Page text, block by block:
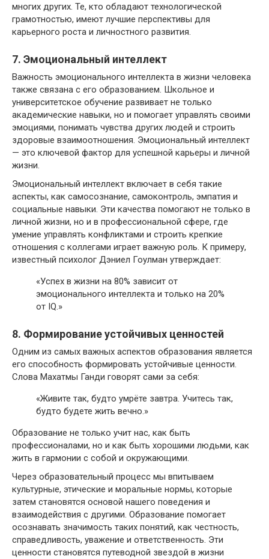
многих других. Те, кто обладают технологической
грамотностью, имеют лучшие перспективы для
карьерного роста и личностного развития.
7. Эмоциональный интеллект
Важность эмоционального интеллекта в жизни человека
также связана с его образованием. Школьное и
университетское обучение развивает не только
академические навыки, но и помогает управлять своими
эмоциями, понимать чувства других людей и строить
здоровые взаимоотношения. Эмоциональный интеллект
— это ключевой фактор для успешной карьеры и личной
жизни.
Эмоциональный интеллект включает в себя такие
аспекты, как самосознание, самоконтроль, эмпатия и
социальные навыки. Эти качества помогают не только в
личной жизни, но и в профессиональной сфере, где
умение управлять конфликтами и строить крепкие
отношения с коллегами играет важную роль. К примеру,
известный психолог Дэниел Гоулман утверждает:
«Успех в жизни на 80% зависит от
эмоционального интеллекта и только на 20%
от IQ.»
8. Формирование устойчивых ценностей
Одним из самых важных аспектов образования является
его способность формировать устойчивые ценности.
Слова Махатмы Ганди говорят сами за себя:
«Живите так, будто умрёте завтра. Учитесь так,
будто будете жить вечно.»
Образование не только учит нас, как быть
профессионалами, но и как быть хорошими людьми, как
жить в гармонии с собой и окружающими.
Через образовательный процесс мы впитываем
культурные, этические и моральные нормы, которые
затем становятся основой нашего поведения и
взаимодействия с другими. Образование помогает
осознавать значимость таких понятий, как честность,
справедливость, уважение и ответственность. Эти
ценности становятся путеводной звездой в жизни